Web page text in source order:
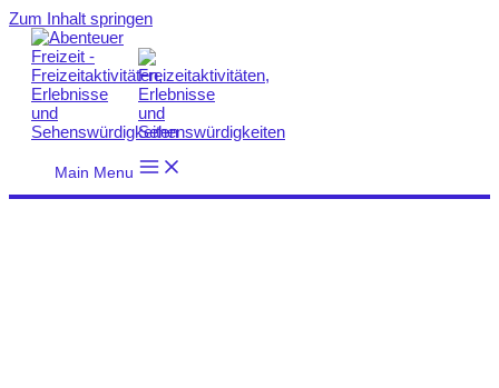
Zum Inhalt springen
Main Menu